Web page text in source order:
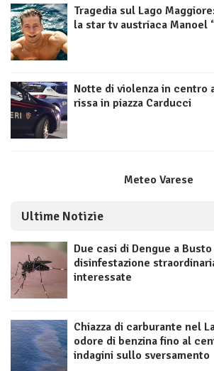
Tragedia sul Lago
la star tv austriaca Manoel
Notte di violenza in centro
rissa in piazza Carducci
Meteo Varese
Ultime Notizie
Due casi di Dengue a
disinfestazione
interessate
Chiazza di carburante nel
odore di benzina fino al
indagini sullo sversamento